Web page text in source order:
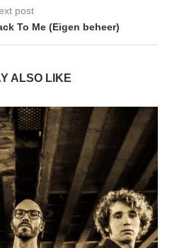
post
To Me (Eigen beheer)
ALSO LIKE